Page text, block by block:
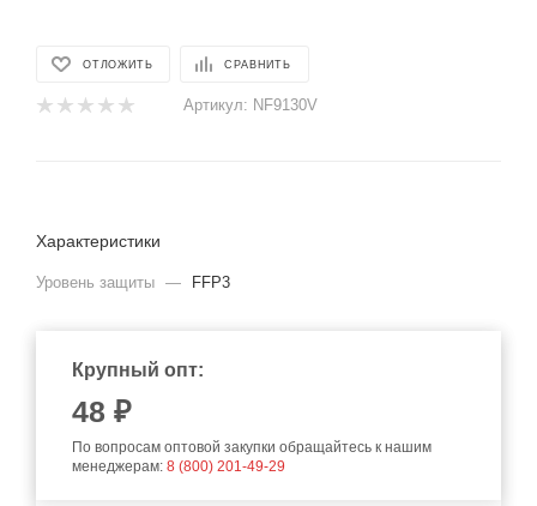
ОТЛОЖИТЬ СРАВНИТЬ
Артикул: NF9130V
Характеристики
Уровень защиты — FFP3
Крупный опт:
48 ₽
По вопросам оптовой закупки обращайтесь к нашим
менеджерам: 8 (800) 201-49-29